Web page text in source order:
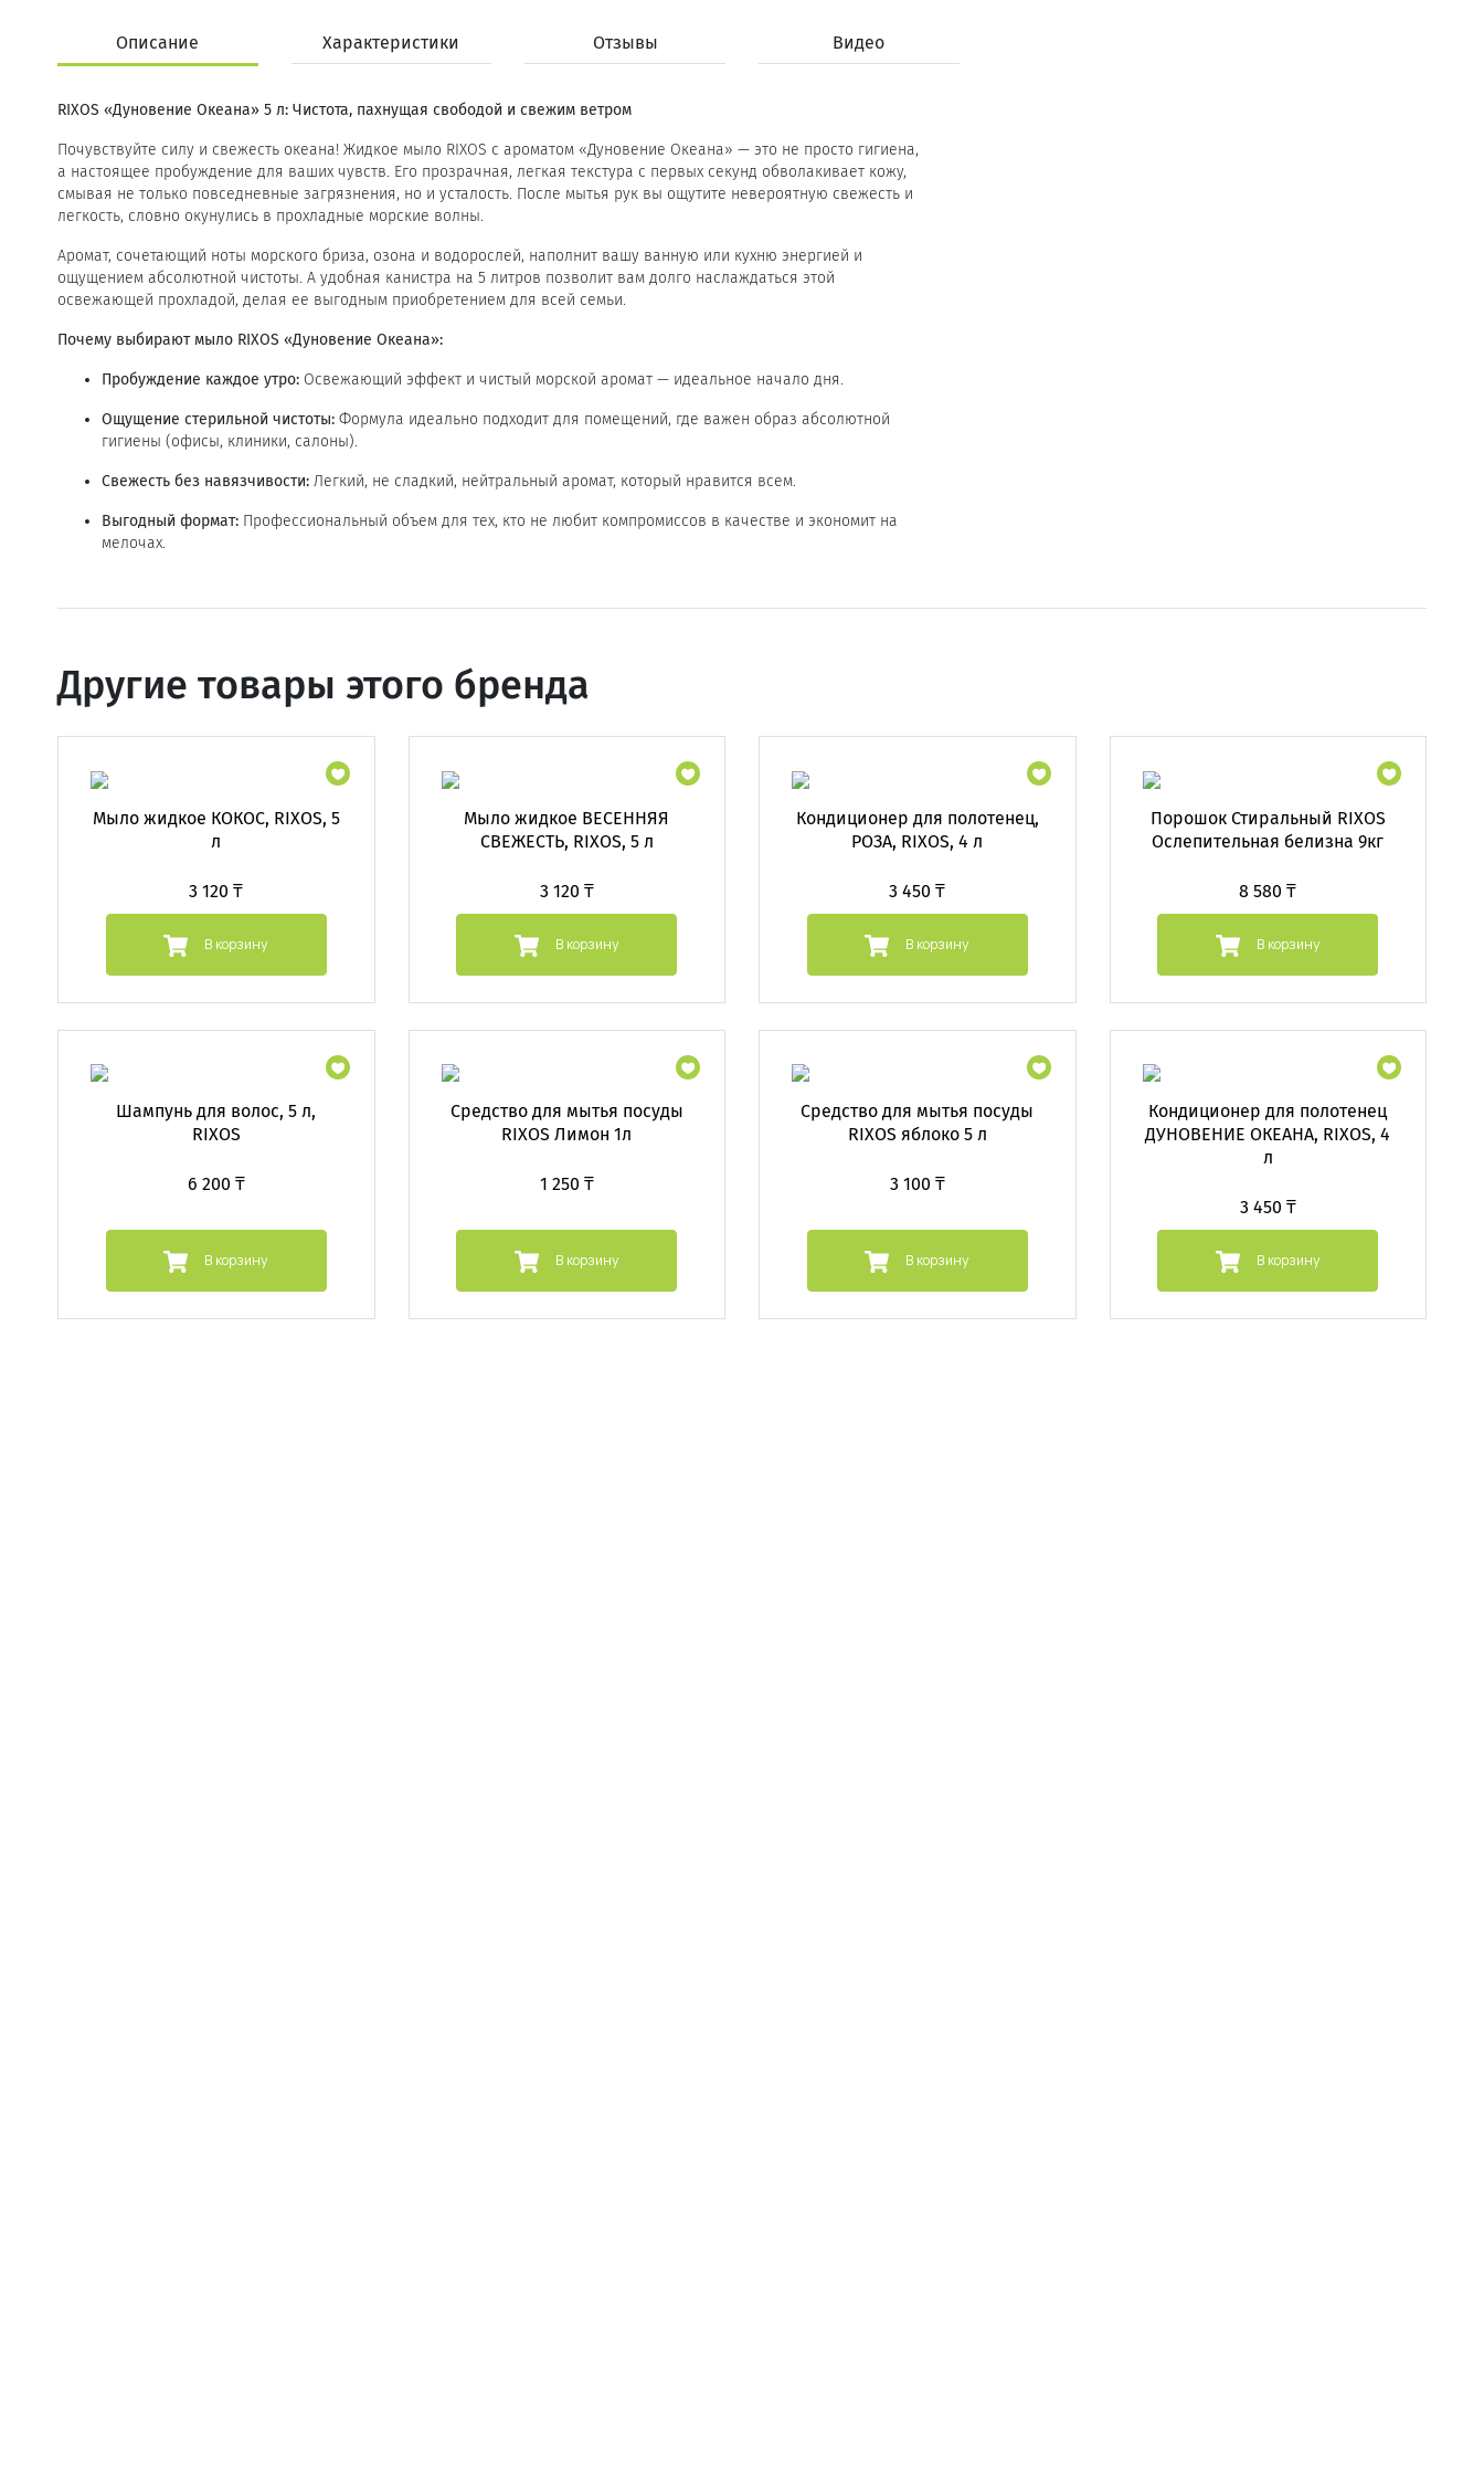
Описание Характеристики Отзывы Видео
RIXOS «Дуновение Океана» 5 л: Чистота, пахнущая свободой и свежим ветром
Почувствуйте силу и свежесть океана! Жидкое мыло RIXOS с ароматом «Дуновение Океана» — это не просто гигиена,
а настоящее пробуждение для ваших чувств. Его прозрачная, легкая текстура с первых секунд обволакивает кожу,
смывая не только повседневные загрязнения, но и усталость. После мытья рук вы ощутите невероятную свежесть и
легкость, словно окунулись в прохладные морские волны.
Аромат, сочетающий ноты морского бриза, озона и водорослей, наполнит вашу ванную или кухню энергией и
ощущением абсолютной чистоты. А удобная канистра на 5 литров позволит вам долго наслаждаться этой
освежающей прохладой, делая ее выгодным приобретением для всей семьи.
Почему выбирают мыло RIXOS «Дуновение Океана»:
Пробуждение каждое утро: Освежающий эффект и чистый морской аромат — идеальное начало дня.
Ощущение стерильной чистоты: Формула идеально подходит для помещений, где важен образ абсолютной
гигиены (офисы, клиники, салоны).
Свежесть без навязчивости: Легкий, не сладкий, нейтральный аромат, который нравится всем.
Выгодный формат: Профессиональный объем для тех, кто не любит компромиссов в качестве и экономит на
мелочах.
Другие товары этого бренда
Мыло жидкое КОКОС, RIXOS, 5
л
3 120 ₸
В корзину
Мыло жидкое ВЕСЕННЯЯ
СВЕЖЕСТЬ, RIXOS, 5 л
3 120 ₸
В корзину
Кондиционер для полотенец,
РОЗА, RIXOS, 4 л
3 450 ₸
В корзину
Порошок Стиральный RIXOS
Ослепительная белизна 9кг
8 580 ₸
В корзину
Шампунь для волос, 5 л,
RIXOS
6 200 ₸
В корзину
Средство для мытья посуды
RIXOS Лимон 1л
1 250 ₸
В корзину
Средство для мытья посуды
RIXOS яблоко 5 л
3 100 ₸
В корзину
Кондиционер для полотенец
ДУНОВЕНИЕ ОКЕАНА, RIXOS, 4
л
3 450 ₸
В корзину